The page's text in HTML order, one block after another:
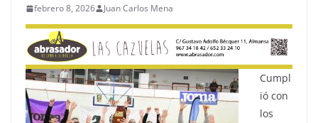
febrero 8, 2026 Juan Carlos Mena
Cumpl
ió con
los